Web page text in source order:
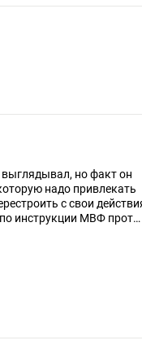
но факт он
свои действия